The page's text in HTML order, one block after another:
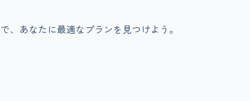
、あなたに最適なプランを見つけよう。